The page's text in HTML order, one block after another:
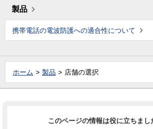
製品
携帯電話の電波防護への適合性について
ホーム 製品 店舗の選択
このページの情報は役に立ちまし